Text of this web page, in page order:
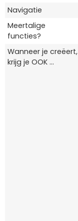
Navigatie
Meertalige
functies?
Wanneer je creëert,
krijg je OOK …